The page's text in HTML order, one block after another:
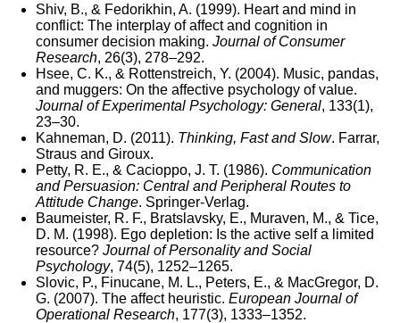
Shiv, B., & Fedorikhin, A. (1999). Heart and mind in
conflict: The interplay of affect and cognition in
consumer decision making. Journal of Consumer
Research, 26(3), 278–292.
Hsee, C. K., & Rottenstreich, Y. (2004). Music, pandas,
and muggers: On the affective psychology of value.
Journal of Experimental Psychology: General, 133(1),
23–30.
Kahneman, D. (2011). Thinking, Fast and Slow. Farrar,
Straus and Giroux.
Petty, R. E., & Cacioppo, J. T. (1986). Communication
and Persuasion: Central and Peripheral Routes to
Attitude Change. Springer-Verlag.
Baumeister, R. F., Bratslavsky, E., Muraven, M., & Tice,
D. M. (1998). Ego depletion: Is the active self a limited
resource? Journal of Personality and Social
Psychology, 74(5), 1252–1265.
Slovic, P., Finucane, M. L., Peters, E., & MacGregor, D.
G. (2007). The affect heuristic. European Journal of
Operational Research, 177(3), 1333–1352.